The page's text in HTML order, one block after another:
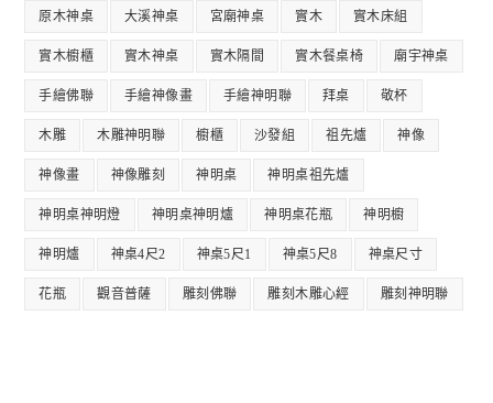
原木神桌 大溪神桌 宮廟神桌 實木 實木床組
實木櫥櫃 實木神桌 實木隔間 實木餐桌椅 廟宇神桌
手繪佛聯 手繪神像畫 手繪神明聯 拜桌 敬杯
木雕 木雕神明聯 櫥櫃 沙發組 祖先爐 神像
神像畫 神像雕刻 神明桌 神明桌祖先爐
神明桌神明燈 神明桌神明爐 神明桌花瓶 神明櫥
神明爐 神桌4尺2 神桌5尺1 神桌5尺8 神桌尺寸
花瓶 觀音普薩 雕刻佛聯 雕刻木雕心經 雕刻神明聯